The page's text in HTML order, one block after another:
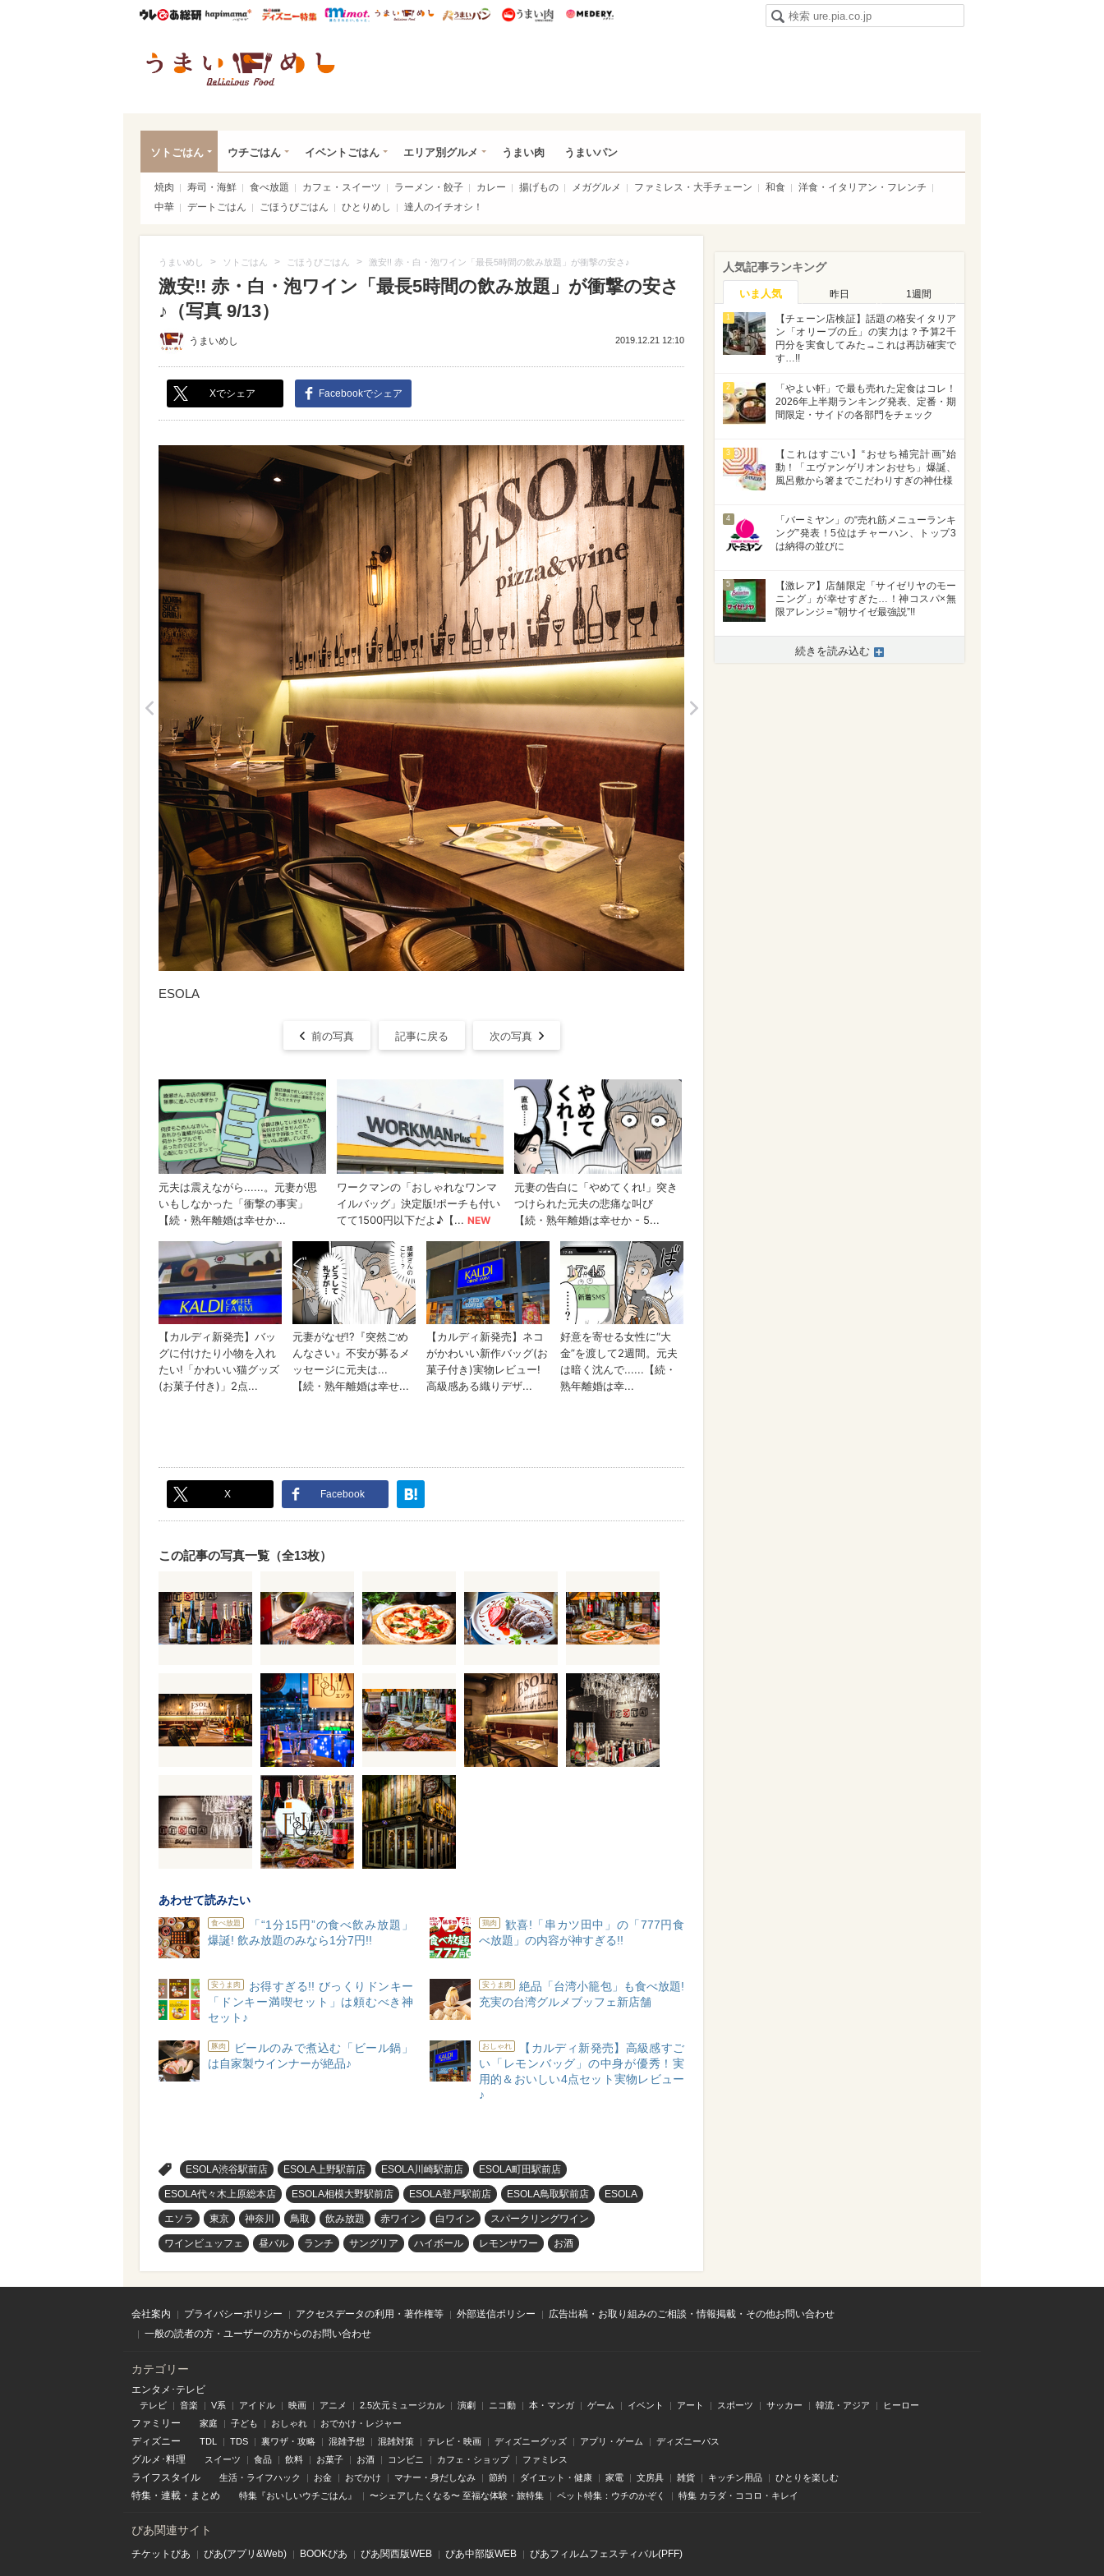
ウレぴあ総研ハピママ* ウレぴあ総研 ディズニー特集
mimot. うまいめし うまいパン うまい肉
ソトごはん ウチごはん イベントごはん エリア別グルメ うまい肉 うまいパン
焼肉 寿司・海鮮 食べ放題 カフェ・スイーツ ラーメン・餃子 カレー 揚げもの メガグルメ ファミレス・大手チェーン 和食
洋食・イタリアン・フレンチ
中華
デートごはん ごほうびごはん ひとりめし 達人のイチオシ！
うまいめし > ソトごはん > ごほうびごはん > 激安!! 赤・白・泡ワイン「最長5時間の飲み放題」が衝撃の安さ♪
激安!! 赤・白・泡ワイン「最長5時間の飲み放題」が衝撃の安さ
♪（写真 9/13）
うまいめし 2019.12.21 12:10
Xでシェア Facebookでシェア
ESOLA
前の写真 記事に戻る 次の写真
X Facebook
この記事の写真一覧（全13枚）
あわせて読みたい
食べ放題
「“1分15円”の食べ飲み放題」
爆誕! 飲み放題のみなら1分7円!!
鶏肉
歓喜!「串カツ田中」の「777円食
べ放題」の内容が神すぎる!!
安うま肉
お得すぎる!! びっくりドンキー
「ドンキー満喫セット」は頼むべき神
セット♪
安うま肉
絶品「台湾小籠包」も食べ放題!
充実の台湾グルメブッフェ新店舗
豚肉
ビールのみで煮込む「ビール鍋」
は自家製ウインナーが絶品♪
おしゃれ
【カルディ新発売】高級感すご
い「レモンバッグ」の中身が優秀！実
用的＆おいしい4点セット実物レビュー
♪
ESOLA渋谷駅前店 ESOLA上野駅前店 ESOLA川崎駅前店 ESOLA町田駅前店
ESOLA代々木上原総本店 ESOLA相模大野駅前店 ESOLA登戸駅前店 ESOLA鳥取駅前店 ESOLA
エソラ 東京 神奈川 鳥取 飲み放題 赤ワイン 白ワイン スパークリングワイン
ワインビュッフェ 昼バル ランチ サングリア ハイボール レモンサワー お酒
人気記事ランキング
いま人気 昨日 1週間
1
【チェーン店検証】話題の格安イタリア
ン「オリーブの丘」の実力は？予算2千
円分を実食してみた→これは再訪確実で
す…!!
2
「やよい軒」で最も売れた定食はコレ！
2026年上半期ランキング発表、定番・期
間限定・サイドの各部門をチェック
3
【これはすごい】“おせち補完計画”始
動！「エヴァンゲリオンおせち」爆誕、
風呂敷から箸までこだわりすぎの神仕様
4
「バーミヤン」の“売れ筋メニューランキ
ング”発表！5位はチャーハン、トップ3
は納得の並びに
5
【激レア】店舗限定「サイゼリヤのモー
ニング」が幸せすぎた…！神コスパ×無
限アレンジ＝“朝サイゼ最強説”!!
続きを読み込む
会社案内 プライバシーポリシー アクセスデータの利用・著作権等 外部送信ポリシー
広告出稿・お取り組みのご相談・情報掲載・その他お問い合わせ
一般の読者の方・ユーザーの方からのお問い合わせ
カテゴリー
エンタメ･テレビ
テレビ 音楽 V系 アイドル 映画 アニメ 2.5次元ミュージカル 演劇 ニコ動 本・マンガ ゲーム イベント アート スポーツ サッカー 韓流・アジア ヒーロー
ファミリー 家庭 子ども おしゃれ おでかけ・レジャー
ディズニー TDL TDS 裏ワザ・攻略 混雑予想 混雑対策 テレビ・映画 ディズニーグッズ アプリ・ゲーム ディズニーパス
グルメ･料理 スイーツ 食品 飲料 お菓子 お酒 コンビニ カフェ・ショップ ファミレス
ライフスタイル 生活・ライフハック お金 おでかけ マナー・身だしなみ 節約 ダイエット・健康 家電 文房具 雑貨 キッチン用品 ひとりを楽しむ
特集 ・ 連載 ・ まとめ 特集『おいしいウチごはん』 〜シェアしたくなる〜 至福な体験・旅特集 ペット特集：ウチのかぞく 特集 カラダ・ココロ・キレイ
ぴあ関連サイト
チケットぴあ ぴあ(アプリ&Web) BOOKぴあ ぴあ関⻄版WEB ぴあ中部版WEB ぴあフィルムフェスティバル(PFF)